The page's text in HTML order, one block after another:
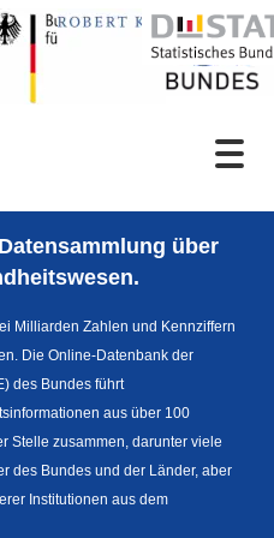
über
Milliarden Zahlen und Kennziffern
Die Online-Datenbank der
des Bundes führt
aus über 100
Stelle zusammen, darunter viele
des Bundes und der Länder, aber
Institutionen aus dem